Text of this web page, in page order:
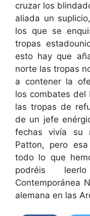
cruzar los
aliada un
los que se
tropas
esto hay que
norte las tropas
a contener la
los combates del
las tropas de
de un jefe
fechas vivía su
Patton, pero
todo lo que
podréis
Contemporánea
alemana en las